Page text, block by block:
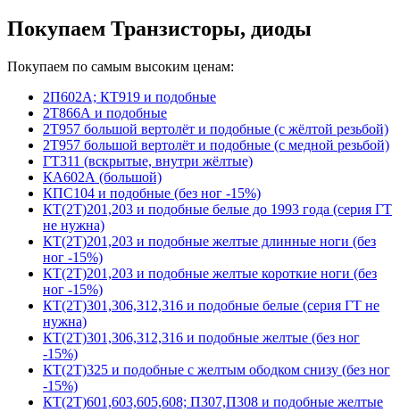
Покупаем Транзисторы, диоды
Покупаем по самым высоким ценам:
2П602А; КТ919 и подобные
2Т866А и подобные
2Т957 большой вертолёт и подобные (с жёлтой резьбой)
2Т957 большой вертолёт и подобные (с медной резьбой)
ГТ311 (вскрытые, внутри жёлтые)
КА602А (большой)
КПС104 и подобные (без ног -15%)
КТ(2Т)201,203 и подобные белые до 1993 года (серия ГТ
не нужна)
КТ(2Т)201,203 и подобные желтые длинные ноги (без
ног -15%)
КТ(2Т)201,203 и подобные желтые короткие ноги (без
ног -15%)
КТ(2Т)301,306,312,316 и подобные белые (серия ГТ не
нужна)
КТ(2Т)301,306,312,316 и подобные желтые (без ног
-15%)
КТ(2Т)325 и подобные с желтым ободком снизу (без ног
-15%)
КТ(2Т)601,603,605,608; П307,П308 и подобные желтые